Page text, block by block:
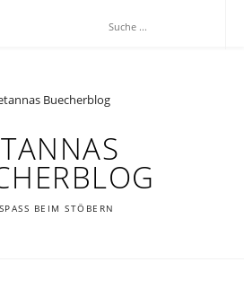
BEIM STÖBERN